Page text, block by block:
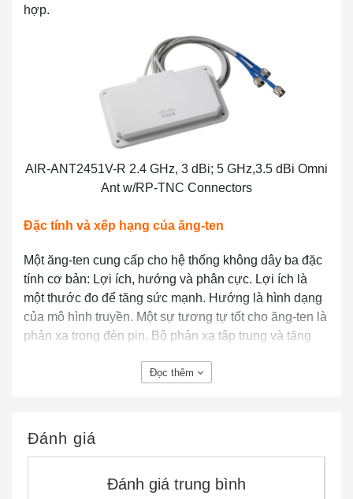
hợp.
AIR-ANT2451V-R 2.4 GHz, 3 dBi; 5 GHz,3.5 dBi Omni
Ant w/RP-TNC Connectors
Đặc tính và xếp hạng của ăng-ten
Một ăng-ten cung cấp cho hệ thống không dây ba đặc
tính cơ bản: Lợi ích, hướng và phân cực. Lợi ích là
một thước đo để tăng sức mạnh. Hướng là hình dạng
của mô hình truyền. Một sự tương tự tốt cho ăng-ten là
phản xạ trong đèn pin. Bộ phản xạ tập trung và tăng
tự như những gì ăng ten đĩa parabol sẽ làm với nguồn
hai giá trị. Độ lợi của một ăng-ten cụ thể được so sánh
hướng là một ăng ten lý thuyết có dạng bức xạ ba
Đọc thêm
Đánh giá
Đánh giá trung bình